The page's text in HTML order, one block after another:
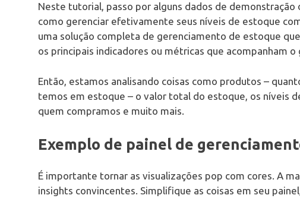
Neste tutorial, passo por alguns dados de
como gerenciar efetivamente seus níveis de estoque
uma solução completa de gerenciamento de estoque
os principais indicadores ou métricas que acompanham
Então, estamos analisando coisas como produtos –
temos em estoque – o valor total do estoque, os níveis
quem compramos e muito mais.
Exemplo de painel de
É importante tornar as visualizações pop com cores. A
insights convincentes. Simplifique as coisas em seu